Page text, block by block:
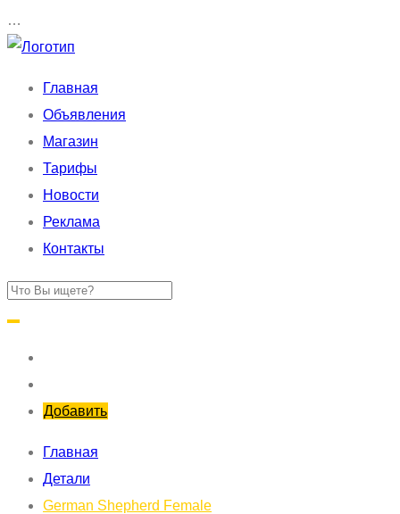
…
Главная
Объявления
Магазин
Тарифы
Новости
Реклама
Контакты
Добавить
Главная
Детали
German Shepherd Female